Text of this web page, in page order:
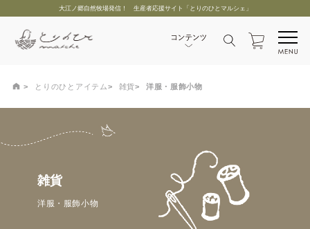
大江ノ郷自然牧場発信！ 生産者応援サイト「とりのひとマルシェ」
とりのひとアイテム 雑貨 洋服・服飾小物
雑貨
洋服・服飾小物